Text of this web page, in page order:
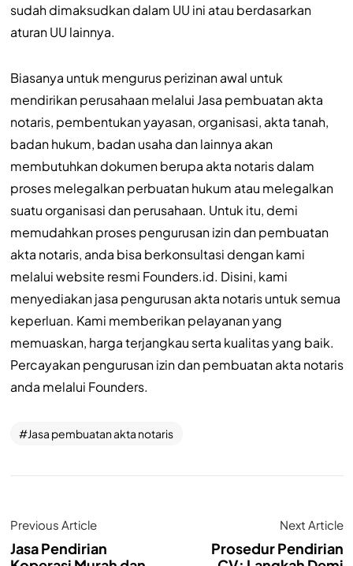
sudah dimaksudkan dalam UU ini atau berdasarkan
aturan UU lainnya.
Biasanya untuk mengurus perizinan awal untuk
mendirikan perusahaan melalui Jasa pembuatan akta
notaris, pembentukan yayasan, organisasi, akta tanah,
badan hukum, badan usaha dan lainnya akan
membutuhkan dokumen berupa akta notaris dalam
proses melegalkan perbuatan hukum atau melegalkan
suatu organisasi dan perusahaan. Untuk itu, demi
memudahkan proses pengurusan izin dan pembuatan
akta notaris, anda bisa berkonsultasi dengan kami
melalui website resmi Founders.id. Disini, kami
menyediakan jasa pengurusan akta notaris untuk semua
keperluan. Kami memberikan pelayanan yang
memuaskan, harga terjangkau serta kualitas yang baik.
Percayakan pengurusan izin dan pembuatan akta notaris
anda melalui Founders.
Jasa pembuatan akta notaris
Previous Article
Jasa Pendirian
Next Article
Prosedur Pendirian